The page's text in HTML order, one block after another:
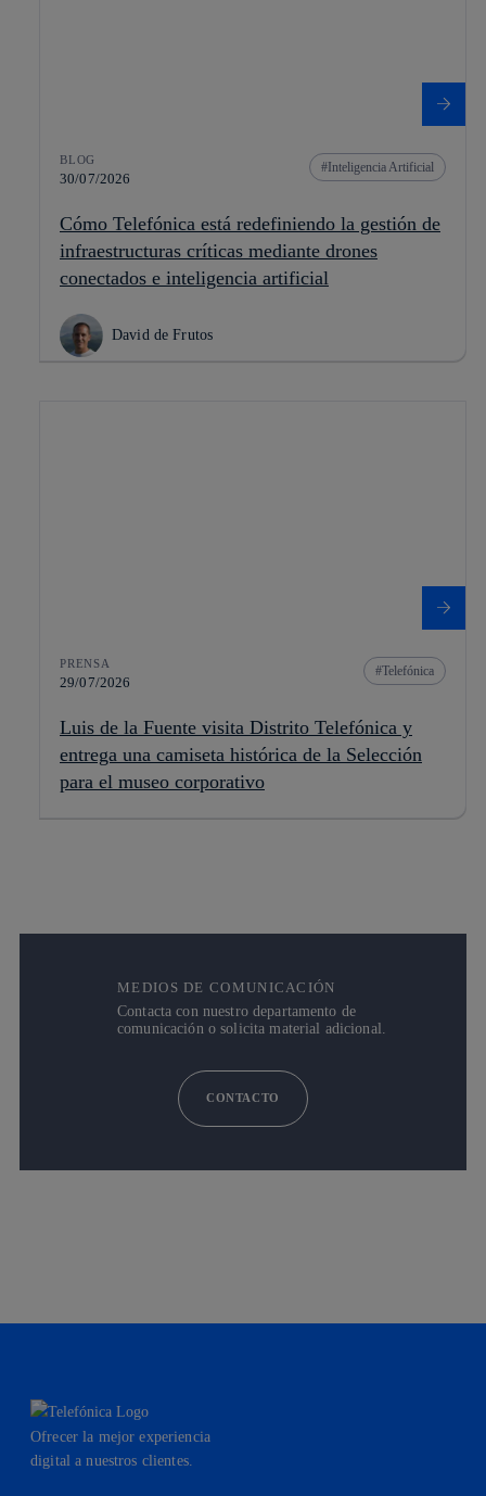
BLOG
30/07/2026
Inteligencia Artificial
Cómo Telefónica está redefiniendo la gestión de
infraestructuras críticas mediante drones
conectados e inteligencia artificial
David de Frutos
PRENSA
29/07/2026
Telefónica
Luis de la Fuente visita Distrito Telefónica y
entrega una camiseta histórica de la Selección
para el museo corporativo
MEDIOS DE COMUNICACIÓN
Contacta con nuestro departamento de
comunicación o solicita material adicional.
CONTACTO
Ofrecer la mejor experiencia
digital a nuestros clientes.